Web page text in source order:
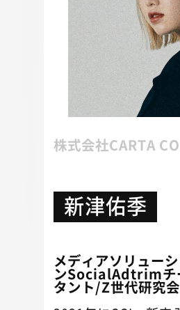
株式会社CARTA
新津佑季
メディアソリュー
ンSocialAdtrimチ
タント/Z世代研究会